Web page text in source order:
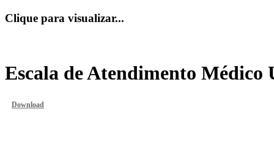
Clique para visualizar...
Escala de Atendimento Médico
Download